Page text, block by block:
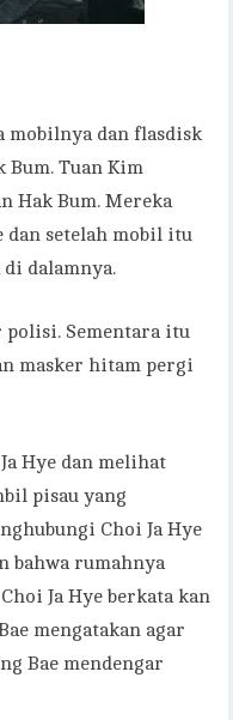
mobilnya dan flasdisk
Bum. Tuan Kim
Hak Bum. Mereka
dan setelah mobil itu
di dalamnya.
polisi. Sementara itu
masker hitam pergi
Hye dan melihat
pisau yang
Choi Ja Hye
bahwa rumahnya
Ja Hye berkata kan
mengatakan agar
Bae mendengar